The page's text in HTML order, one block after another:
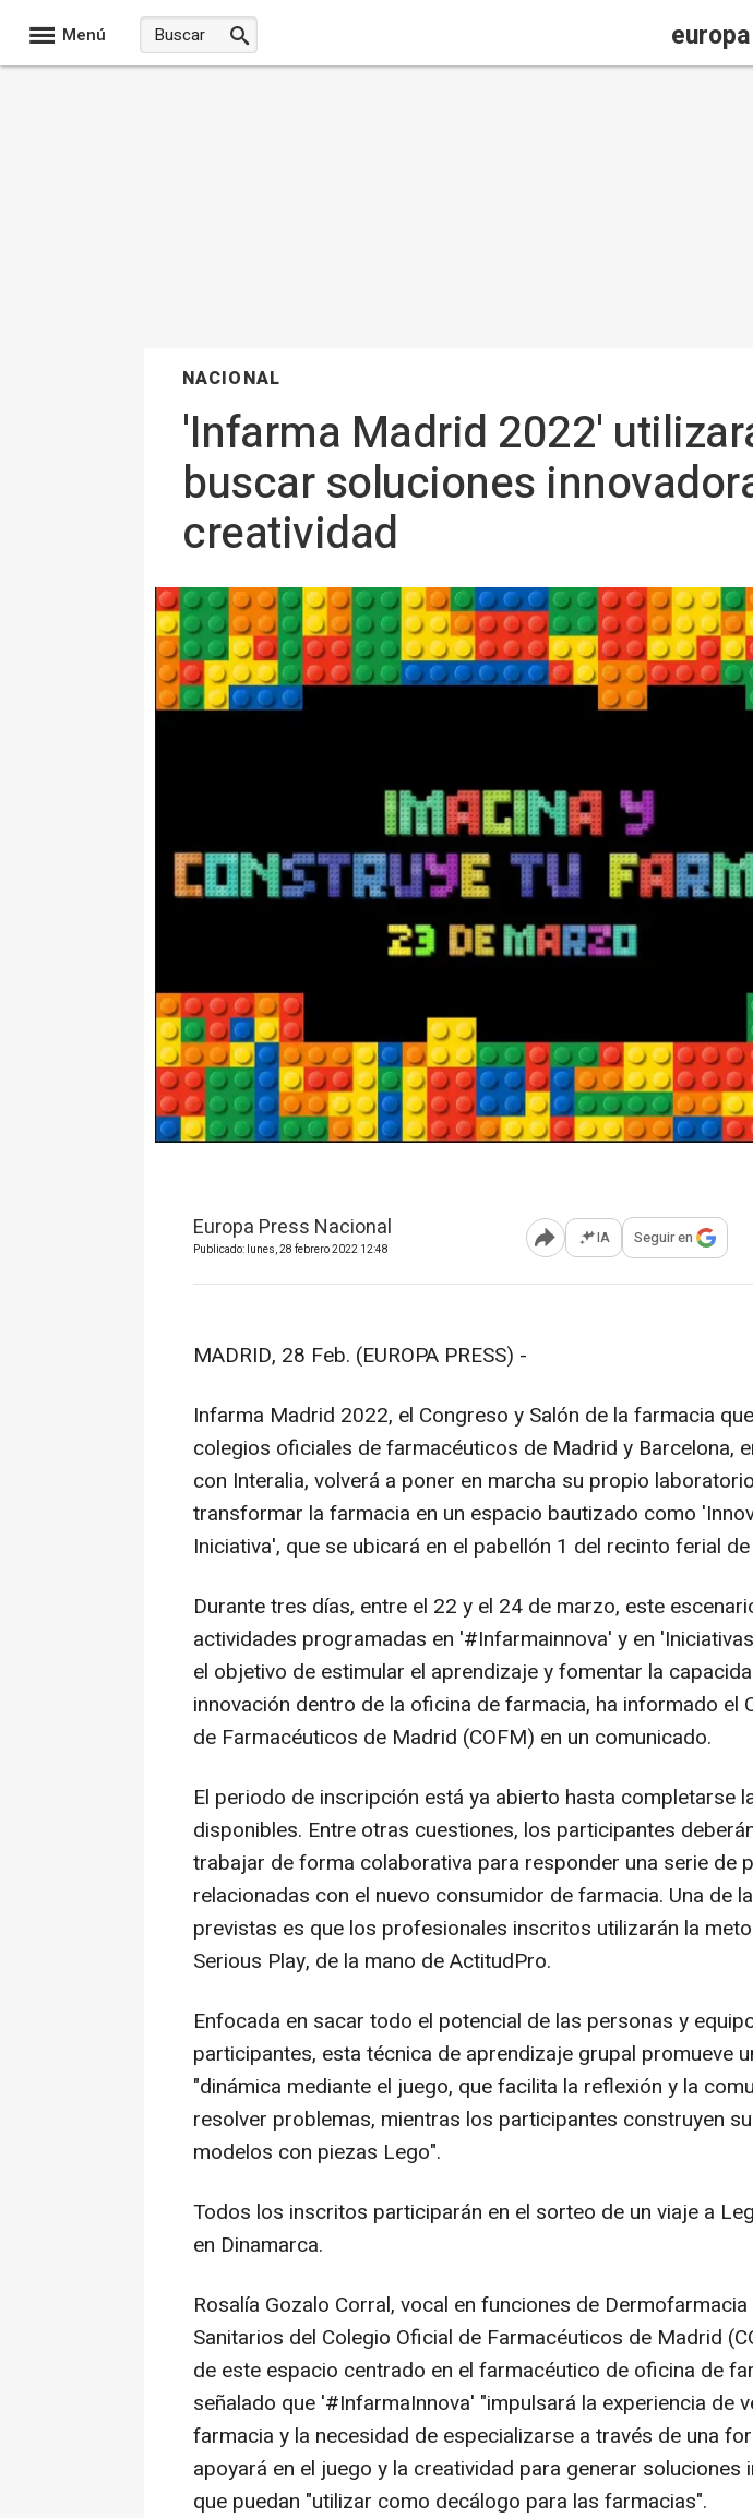
Menú europa
NACIONAL
'Infarma Madrid 2022'
buscar soluciones
creatividad
Europa Press Nacional
Publicado: lunes, 28 febrero 2022 12:48 Abrir opciones para
IA Seguir en
MADRID, 28 Feb. (EUROPA PRESS) -
Infarma Madrid 2022, el Congreso y Salón de la farmacia
colegios oficiales de farmacéuticos de Madrid y Barcelona,
con Interalia, volverá a poner en marcha su propio
transformar la farmacia en un espacio bautizado como
Iniciativa', que se ubicará en el pabellón 1 del recinto ferial
Durante tres días, entre el 22 y el 24 de marzo, este
actividades programadas en '#Infarmainnova' y en
el objetivo de estimular el aprendizaje y fomentar la
innovación dentro de la oficina de farmacia, ha informado el
de Farmacéuticos de Madrid (COFM) en un comunicado.
El periodo de inscripción está ya abierto hasta completarse
disponibles. Entre otras cuestiones, los participantes
trabajar de forma colaborativa para responder una serie de
relacionadas con el nuevo consumidor de farmacia. Una de
previstas es que los profesionales inscritos utilizarán la
Serious Play, de la mano de ActitudPro.
Enfocada en sacar todo el potencial de las personas y
participantes, esta técnica de aprendizaje grupal promueve
"dinámica mediante el juego, que facilita la reflexión y la
resolver problemas, mientras los participantes construyen
modelos con piezas Lego".
Todos los inscritos participarán en el sorteo de un viaje a
en Dinamarca.
Rosalía Gozalo Corral, vocal en funciones de
Sanitarios del Colegio Oficial de Farmacéuticos de Madrid
de este espacio centrado en el farmacéutico de oficina de
señalado que '#InfarmaInnova' "impulsará la experiencia de
farmacia y la necesidad de especializarse a través de una
apoyará en el juego y la creatividad para generar soluciones
que puedan "utilizar como decálogo para las farmacias".